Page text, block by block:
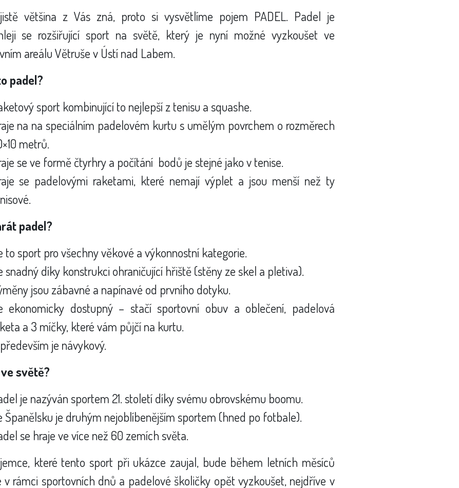
většina z Vás zná, proto si vysvětlíme pojem PADEL. Padel je
se rozšiřující sport na světě, který je nyní možné vyzkoušet ve
areálu Větruše v Ústí nad Labem.
padel?
sport kombinující to nejlepší z tenisu a squashe.
na na speciálním padelovém kurtu s umělým povrchem o rozměrech
metrů.
se ve formě čtyrhry a počítání bodů je stejné jako v tenise.
se padelovými raketami, které nemají výplet a jsou menší než ty
padel?
to sport pro všechny věkové a výkonnostní kategorie.
snadný díky konstrukci ohraničující hřiště (stěny ze skel a pletiva).
jsou zábavné a napínavé od prvního dotyku.
ekonomicky dostupný – stačí sportovní obuv a oblečení, padelová
a 3 míčky, které vám půjčí na kurtu.
je návykový.
světě?
je nazýván sportem 21. století díky svému obrovskému boomu.
Španělsku je druhým nejoblíbenějším sportem (hned po fotbale).
se hraje ve více než 60 zemích světa.
které tento sport při ukázce zaujal, bude během letních měsíců
v rámci sportovních dnů a padelové školičky opět vyzkoušet, nejdříve v